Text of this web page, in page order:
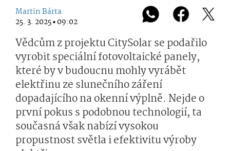
Martin Bárta
25. 3. 2025 ▪ 09:02
Vědcům z projektu CitySolar se podařilo
vyrobit speciální fotovoltaické panely,
které by v budoucnu mohly vyrábět
elektřinu ze slunečního záření
dopadajícího na okenní výplně. Nejde o
první pokus s podobnou technologií, ta
současná však nabízí vysokou
propustnost světla i efektivitu výroby